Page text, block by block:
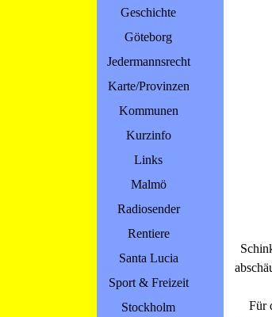
Geschichte
Göteborg
Jedermannsrecht
Karte/Provinzen
Kommunen
Kurzinfo
Links
Malmö
Radiosender
Rentiere
Santa Lucia
Sport & Freizeit
Stockholm
Für